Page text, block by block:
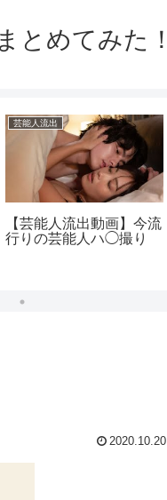
とめてみた！
芸能人流出
【芸能人流出動画】今流
行りの芸能人ハ◯撮り
2020.10.20